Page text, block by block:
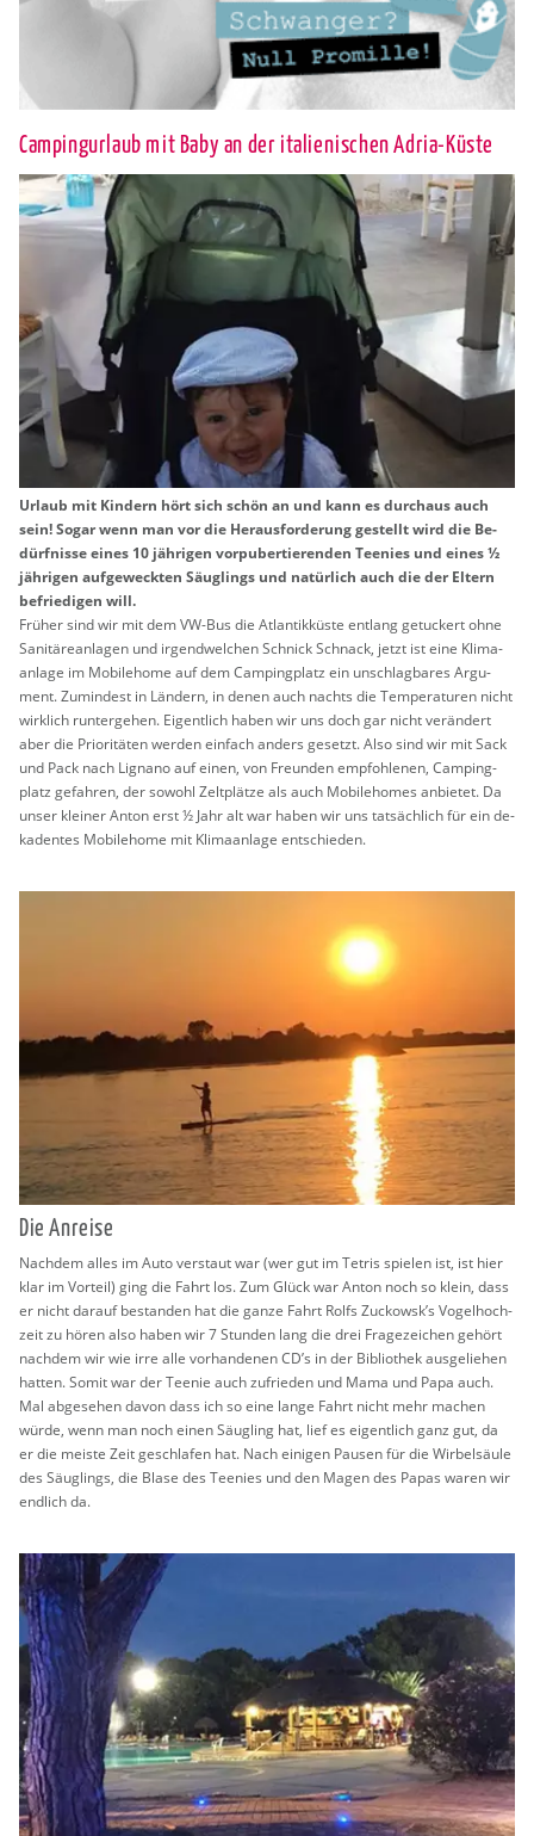
Campingurlaub mit Baby an der italienischen Adria-Küste
Ur­laub mit Kin­dern hört sich schön an und kann es durch­aus auch
sein! Sogar wenn man vor die Her­aus­for­de­rung ge­stellt wird die Be­
dürf­nis­se eines 10 jäh­ri­gen vor­pu­ber­tie­ren­den Tee­nies und eines ½
jäh­ri­gen auf­ge­weck­ten Säug­lings und na­tür­lich auch die der El­tern
be­frie­di­gen will.
Frü­her sind wir mit dem VW-Bus die At­lan­tik­küs­te ent­lang ge­tu­ckert ohne
Sa­ni­tä­re­an­la­gen und ir­gend­wel­chen Schnick Schnack, jetzt ist eine Kli­ma­
an­la­ge im Mo­bi­le­home auf dem Cam­ping­platz ein un­schlag­ba­res Ar­gu­
ment. Zu­min­dest in Län­dern, in denen auch nachts die Tem­pe­ra­tu­ren nicht
wirk­lich run­ter­ge­hen. Ei­gent­lich haben wir uns doch gar nicht ver­än­dert
aber die Prio­ri­tä­ten wer­den ein­fach an­ders ge­setzt. Also sind wir mit Sack
und Pack nach Li­gna­no auf einen, von Freun­den emp­foh­le­nen, Cam­ping­
platz ge­fah­ren, der so­wohl Zelt­plät­ze als auch Mo­bi­le­ho­mes an­bie­tet. Da
unser klei­ner Anton erst ½ Jahr alt war haben wir uns tat­säch­lich für ein de­
ka­den­tes Mo­bi­le­home mit Kli­ma­an­la­ge ent­schie­den.
Die An­rei­se
Nach­dem alles im Auto ver­staut war (wer gut im Te­tris spie­len ist, ist hier
klar im Vor­teil) ging die Fahrt los. Zum Glück war Anton noch so klein, dass
er nicht dar­auf be­stan­den hat die ganze Fahrt Rolfs Zu­c­kowsk’s Vo­gel­hoch­
zeit zu hören also haben wir 7 Stun­den lang die drei Fra­ge­zei­chen ge­hört
nach­dem wir wie irre alle vor­han­de­nen CD’s in der Bi­blio­thek aus­ge­lie­hen
hat­ten. Somit war der Tee­nie auch zu­frie­den und Mama und Papa auch.
Mal ab­ge­se­hen davon dass ich so eine lange Fahrt nicht mehr ma­chen
würde, wenn man noch einen Säug­ling hat, lief es ei­gent­lich ganz gut, da
er die meis­te Zeit ge­schla­fen hat. Nach ei­ni­gen Pau­sen für die Wir­bel­säu­le
des Säug­lings, die Blase des Tee­nies und den Magen des Papas waren wir
end­lich da.